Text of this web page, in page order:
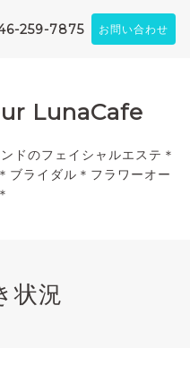
259-7875 お問い合わせ
LunaCafe
ドのフェイシャルエステ＊
ブライダル＊フラワーオー
状況